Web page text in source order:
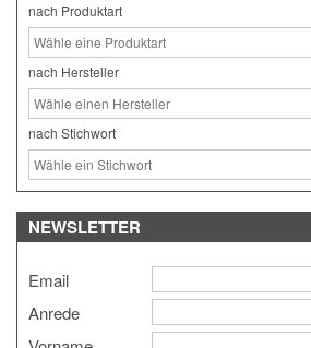
nach Produktart
nach Hersteller
nach Stichwort
NEWSLETTER
Email
Anrede